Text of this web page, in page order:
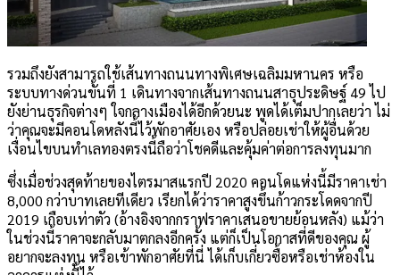
รวมถึงยังสามารถใช้เส้นทางถนนทางพิเศษเฉลิมมหานคร หรือ
ระบบทางด่วนขั้นที่ 1 เดินทางจากเส้นทางถนนสาธุประดิษฐ์ 49 ไป
ยังย่านธุรกิจต่างๆ ใจกลางเมืองได้อีกด้วยนะ พูดได้เต็มปากเลยว่า ไม่
ว่าคุณจะมีคอนโดหลังนี้ไว้พักอาศัยเอง หรือปล่อยเช่าให้ผู้อื่นด้วย
เงื่อนไขบนทำเลทองตรงนี้ถือว่าโชคดีและคุ้มค่าต่อการลงทุนมาก
ซึ่งเมื่อช่วงสุดท้ายของไตรมาสแรกปี 2020 คอนโดแห่งนี้มีราคาเช่า
8,000 กว่าบาทเลยทีเดียว เรียกได้ว่าราคาสูงขึ้นก้าวกระโดดจากปี
2019 เกือบเท่าตัว (อ้างอิงจากกราฟราคาเสนอขายย้อนหลัง) แม้ว่า
ในช่วงนี้ราคาจะกลับมาตกลงอีกครั้ง แต่ก็เป็นโอกาสที่ดีของคุณ ผู้
อยากจะลงทุน หรือเข้าพักอาศัยที่นี่ ได้เก็บเกี่ยวซื้อหรือเช่าห้องใน